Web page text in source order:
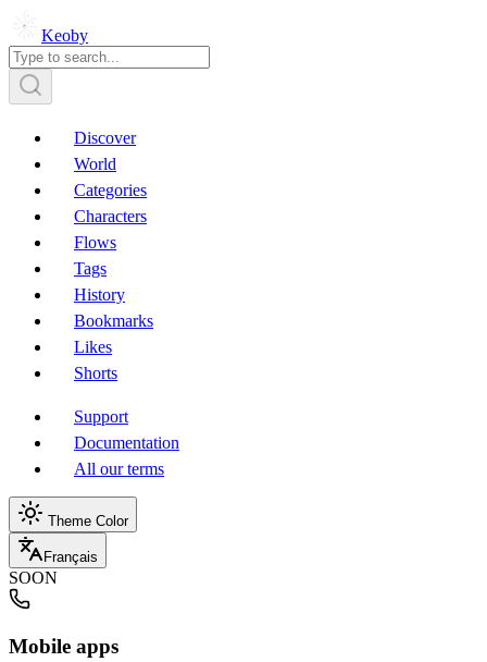
Keoby
Discover
World
Categories
Characters
Flows
Tags
History
Bookmarks
Likes
Shorts
Support
Documentation
All our terms
Theme Color
Français
SOON
Mobile apps